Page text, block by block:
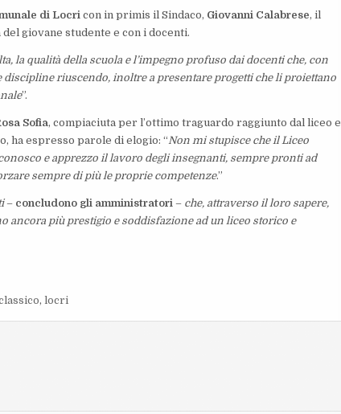
di Locri con in primis il Sindaco, Giovanni Calabrese, il
giovane studente e con i docenti.
la qualità della scuola e l’impegno profuso dai docenti che, con
riuscendo, inoltre a presentare progetti che li proiettano
”.
Sofia, compiaciuta per l’ottimo traguardo raggiunto dal liceo e
ha espresso parole di elogio: “ Non mi stupisce che il Liceo
e apprezzo il lavoro degli insegnanti, sempre pronti ad
sempre di più le proprie competenze.”
– concludono gli amministratori – che, attraverso il loro sapere,
ancora più prestigio e soddisfazione ad un liceo storico e
, locri